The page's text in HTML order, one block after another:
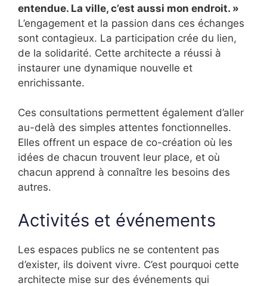
entendue. La ville, c’est aussi mon endroit. »
L’engagement et la passion dans ces échanges
sont contagieux. La participation crée du lien,
de la solidarité. Cette architecte a réussi à
instaurer une dynamique nouvelle et
enrichissante.
Ces consultations permettent également d’aller
au-delà des simples attentes fonctionnelles.
Elles offrent un espace de co-création où les
idées de chacun trouvent leur place, et où
chacun apprend à connaître les besoins des
autres.
Activités et événements
Les espaces publics ne se contentent pas
d’exister, ils doivent vivre. C’est pourquoi cette
architecte mise sur des événements qui